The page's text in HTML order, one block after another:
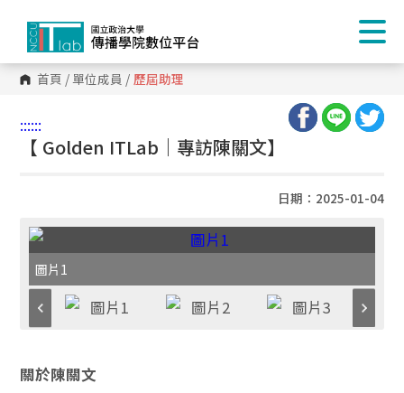
首頁 /單位成員 / 歷屆助理
::::::
【 Golden ITLab｜專訪陳關文】
日期：2025-01-04
圖片1
關於陳關文